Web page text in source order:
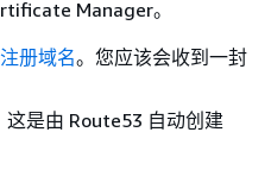
Manager。
册域名。您应该会收到一封
是由 Route53 自动创建